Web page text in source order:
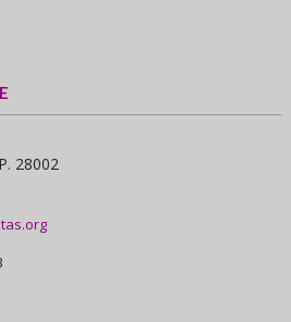
28002